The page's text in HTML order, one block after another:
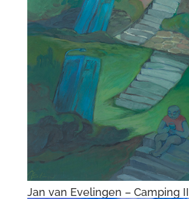
Jan van Evelingen – Camping II